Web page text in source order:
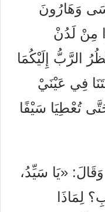
مُوسَى وَهَارُونَ
مِنْ لَدُنْ
«يَنْظُرُ الرَّبُّ إِلَيْكُمَا
فِي عَيْنَيْ
تُعْطِيَا سَيْفًا
«يَا سَيِّدُ،
لِمَاذَا